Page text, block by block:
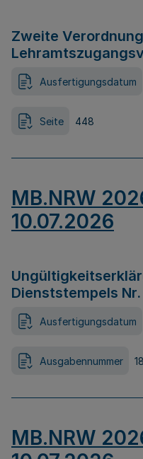
Zweite
Ausfertigungsdatum
Seite 448
MB.NRW
10.07.2026
Dienststempels Nr.
Ausfertigungsdatum
Ausgabennummer
MB.NRW